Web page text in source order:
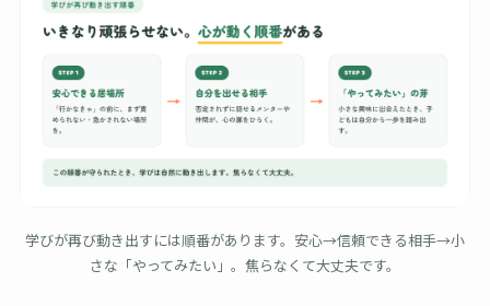
学びが再び動き出すには順番があります。安心→信頼できる相手→小
さな「やってみたい」。焦らなくて大丈夫です。